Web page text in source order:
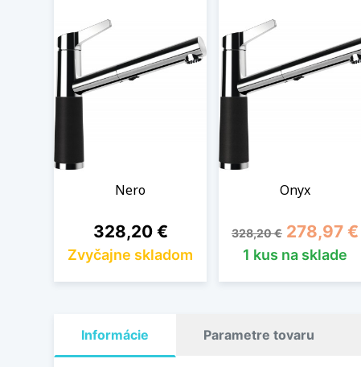
Nero
Cena
328,20 €
Zvyčajne skladom
Onyx
Základná cena
328,20 € Cena
278,97 €
1 kus na sklade
Informácie Parametre tovaru